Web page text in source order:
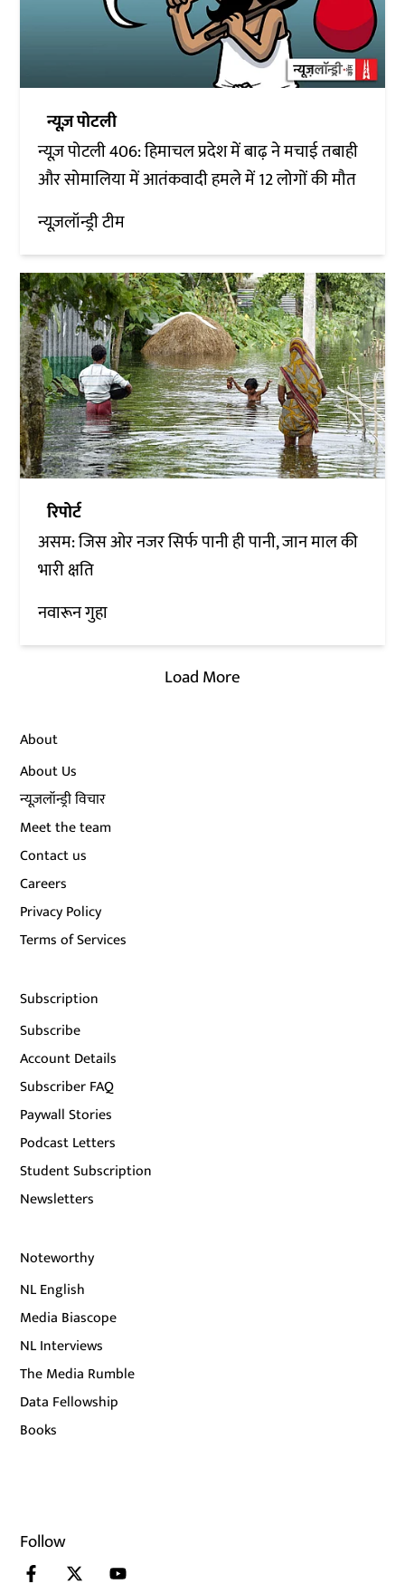
न्यूज़ पोटली
न्यूज़ पोटली 406: हिमाचल प्रदेश में बाढ़ ने मचाई तबाही
और सोमालिया में आतंकवादी हमले में 12 लोगों की मौत
न्यूज़लॉन्ड्री टीम
रिपोर्ट
असम: जिस ओर नजर सिर्फ पानी ही पानी, जान माल की
भारी क्षति
नवारून गुहा
Load More
About
About Us
न्यूज़लॉन्ड्री विचार
Meet the team
Contact us
Careers
Privacy Policy
Terms of Services
Subscription
Subscribe
Account Details
Subscriber FAQ
Paywall Stories
Podcast Letters
Student Subscription
Newsletters
Noteworthy
NL English
Media Biascope
NL Interviews
The Media Rumble
Data Fellowship
Books
Follow